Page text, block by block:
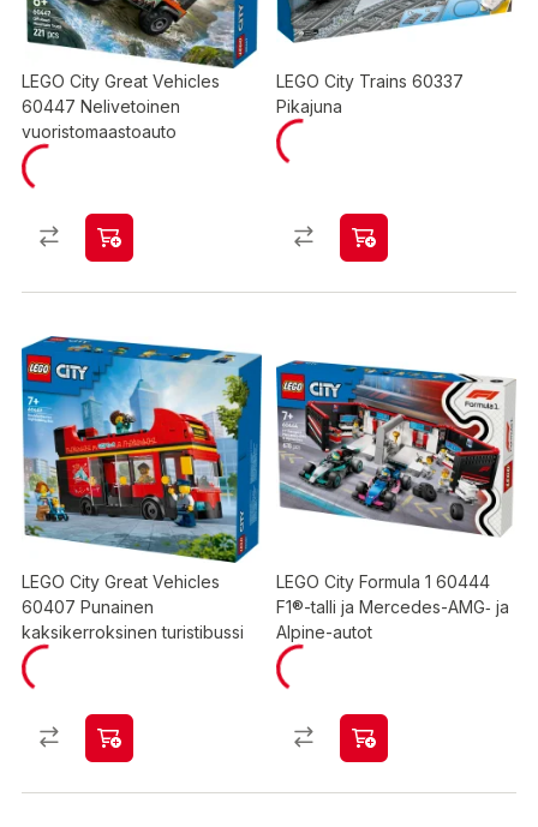
LEGO City Great Vehicles
60447 Nelivetoinen
vuoristomaastoauto
LEGO City Trains 60337
Pikajuna
LEGO City Great Vehicles
60407 Punainen
kaksikerroksinen turistibussi
LEGO City Formula 1 60444
F1®-talli ja Mercedes-AMG‑ ja
Alpine-autot